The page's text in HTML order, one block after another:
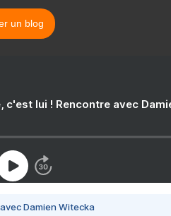
un blog
lui ! Rencontre avec
Damien Witecka